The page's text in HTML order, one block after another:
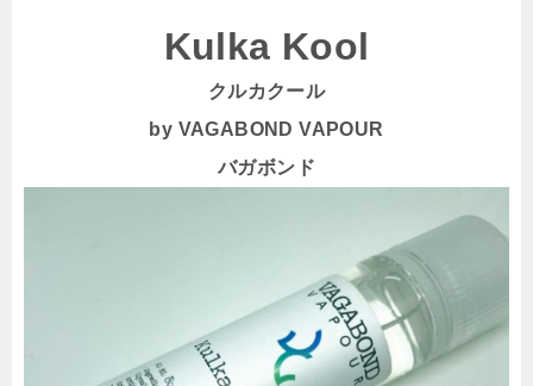
Kulka Kool
クルカクール
by VAGABOND VAPOUR
バガボンド